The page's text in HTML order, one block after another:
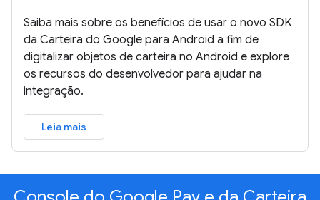
Saiba mais sobre os benefícios de usar o novo SDK
da Carteira do Google para Android a fim de
digitalizar objetos de carteira no Android e explore
os recursos do desenvolvedor para ajudar na
integração.
Leia mais